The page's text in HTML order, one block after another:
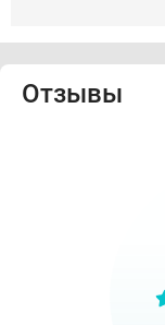
Отзывы